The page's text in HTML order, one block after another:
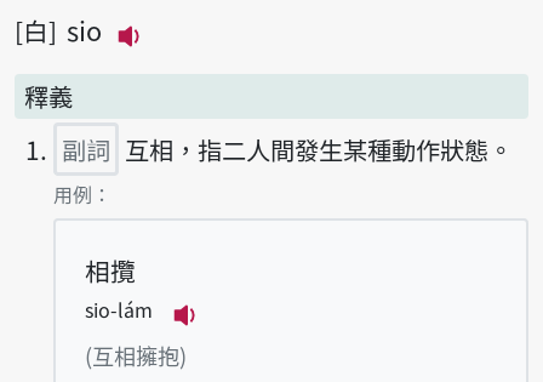
白 sio
釋義
副詞 互相，指二人間發生某種動作狀態。
第1項釋義的
用例：
相攬
sio-lám
播放例句sio-lám
(互相擁抱)